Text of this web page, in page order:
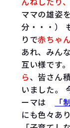
ママの雄姿
分・・・）
りで赤ちゃ
あれ、みん
互い様です
ら、皆さん
いました。
ーマは
「
にも色々あ